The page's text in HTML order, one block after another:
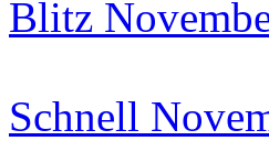
Blitz
Schnell